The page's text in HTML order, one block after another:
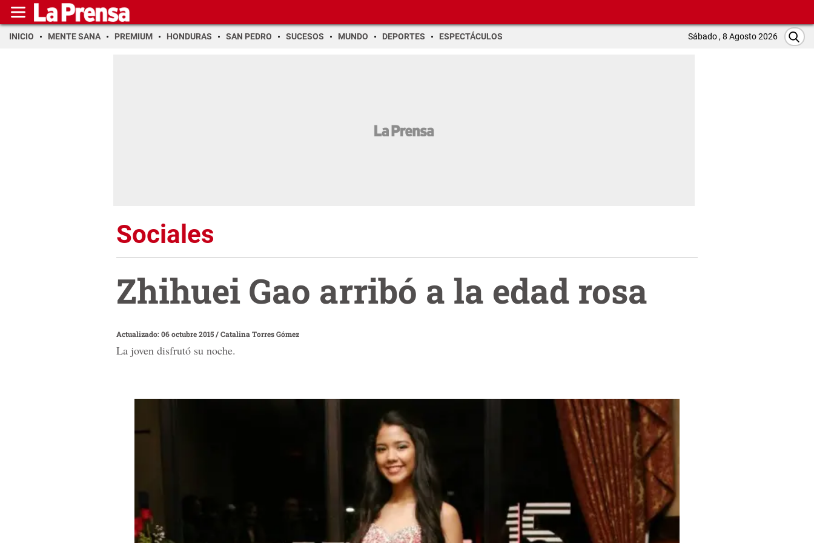
INICIO MENTE SANA PREMIUM HONDURAS SAN PEDRO SUCESOS MUNDO DEPORTES ESPECTÁCULOS Sábado , 8 Agosto 2026
Sociales
Zhihuei Gao arribó a la edad rosa
Actualizado: 06 octubre 2015/Catalina Torres Gómez
La joven disfrutó su noche.